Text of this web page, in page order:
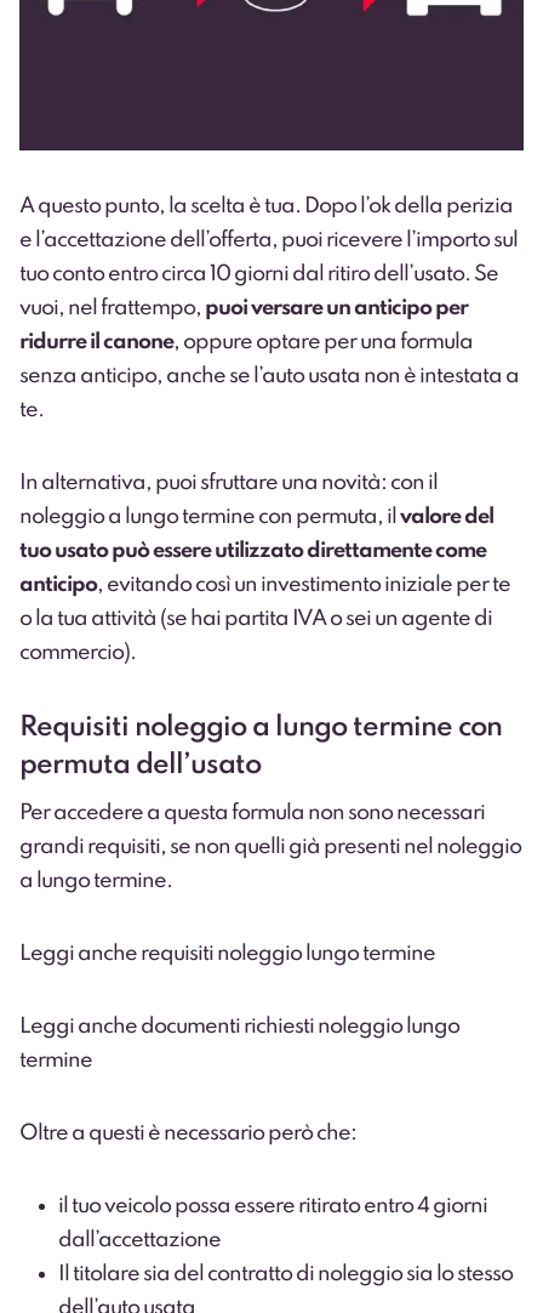
A questo punto, la scelta è tua. Dopo l’ok della perizia
e l’accettazione dell’offerta, puoi ricevere l’importo sul
tuo conto entro circa 10 giorni dal ritiro dell’usato. Se
vuoi, nel frattempo, puoi versare un anticipo per
ridurre il canone, oppure optare per una formula
senza anticipo, anche se l’auto usata non è intestata a
te.
In alternativa, puoi sfruttare una novità: con il
noleggio a lungo termine con permuta, il valore del
tuo usato può essere utilizzato direttamente come
anticipo, evitando così un investimento iniziale per te
o la tua attività (se hai partita IVA o sei un agente di
commercio).
Requisiti noleggio a lungo termine con
permuta dell’usato
Per accedere a questa formula non sono necessari
grandi requisiti, se non quelli già presenti nel noleggio
a lungo termine.
Leggi anche requisiti noleggio lungo termine
Leggi anche documenti richiesti noleggio lungo
termine
Oltre a questi è necessario però che:
il tuo veicolo possa essere ritirato entro 4 giorni
dall’accettazione
Il titolare sia del contratto di noleggio sia lo stesso
dell’auto usata